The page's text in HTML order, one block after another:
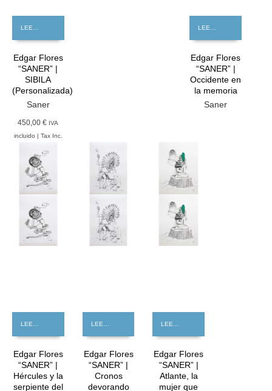
Edgar Flores
“SANER” |
SIBILA
(Personalizada)
Saner
450,00 € IVA
incluido | Tax Inc.
Edgar Flores
“SANER” |
Occidente en
la memoria
Saner
GRATIS
Edgar Flores
“SANER” |
Hércules y la
serpiente del
GRATIS
Edgar Flores
“SANER” |
Cronos
devorando
GRATIS
Edgar Flores
“SANER” |
Atlante, la
mujer que